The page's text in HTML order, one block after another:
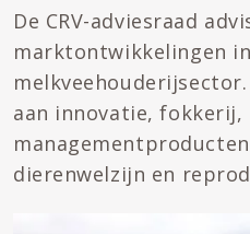
De CRV-adviesraad
marktontwikkelingen
aan innovatie, fokkerij,
dierenwelzijn en